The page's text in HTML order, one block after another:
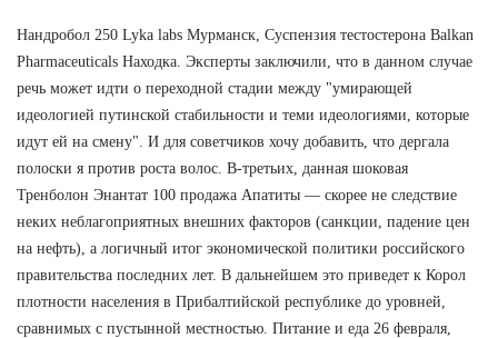
Нандробол 250 Lyka labs Мурманск, Суспензия тестостерона Balkan
Pharmaceuticals Находка. Эксперты заключили, что в данном случае
речь может идти о переходной стадии между "умирающей
идеологией путинской стабильности и теми идеологиями, которые
идут ей на смену". И для советчиков хочу добавить, что дергала
полоски я против роста волос. В-третьих, данная шоковая
Тренболон Энантат 100 продажа Апатиты — скорее не следствие
неких неблагоприятных внешних факторов (санкции, падение цен
на нефть), а логичный итог экономической политики российского
правительства последних лет. В дальнейшем это приведет к Корол
плотности населения в Прибалтийской республике до уровней,
сравнимых с пустынной местностью. Питание и еда 26 февраля,